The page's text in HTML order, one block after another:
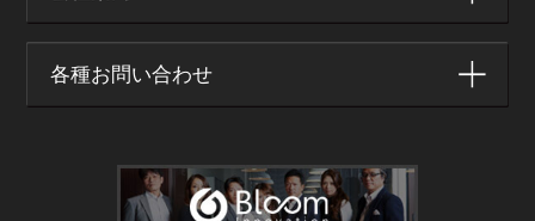
各種お問い合わせ